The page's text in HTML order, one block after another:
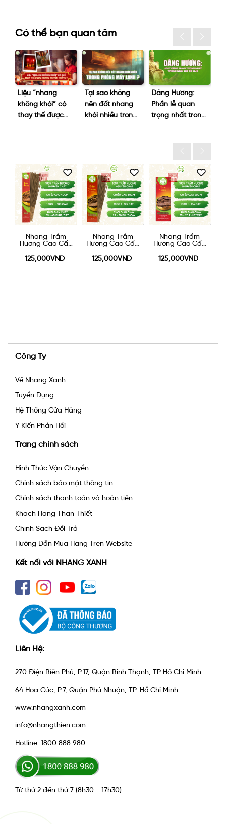
Có thể bạn quan tâm
Liệu “nhang
không khói” có
thay thế được
Tại sao không
nên đốt nhang
khói nhiều trong
Dâng Hương:
Phần lễ quan
trọng nhất trong
Nhang Trầm
Hương Cao Cấp
125,000VND
Nhang Trầm
Hương Cao Cấp
125,000VND
Nhang Trầm
Hương Cao Cấp
125,000VND
Công Ty
Về Nhang Xanh
Tuyển Dụng
Hệ Thống Cửa Hàng
Ý Kiến Phản Hồi
Trang chính sách
Hình Thức Vận Chuyển
Chính sách bảo mật thông tin
Chính sách thanh toán và hoàn tiền
Khách Hàng Thân Thiết
Chính Sách Đổi Trả
Hướng Dẫn Mua Hàng Trên Website
Kết nối với NHANG XANH
Liên Hệ:
270 Điện Biên Phủ, P.17, Quận Bình Thạnh, TP Hồ Chí Minh
64 Hoa Cúc, P.7, Quận Phú Nhuận, TP. Hồ Chí Minh
www.nhangxanh.com
info@nhangthien.com
Hotline: 1800 888 980
Từ thứ 2 đến thứ 7 (8h30 - 17h30)